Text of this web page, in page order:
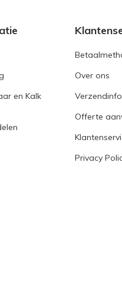
en Kalk
Over ons
Offerte
Privacy